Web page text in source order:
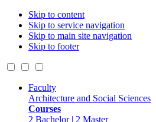
Skip to content
Skip to service navigation
Skip to main site navigation
Skip to footer
Faculty
Architecture and Social Sciences
Courses
2 Bachelor | 2 Master